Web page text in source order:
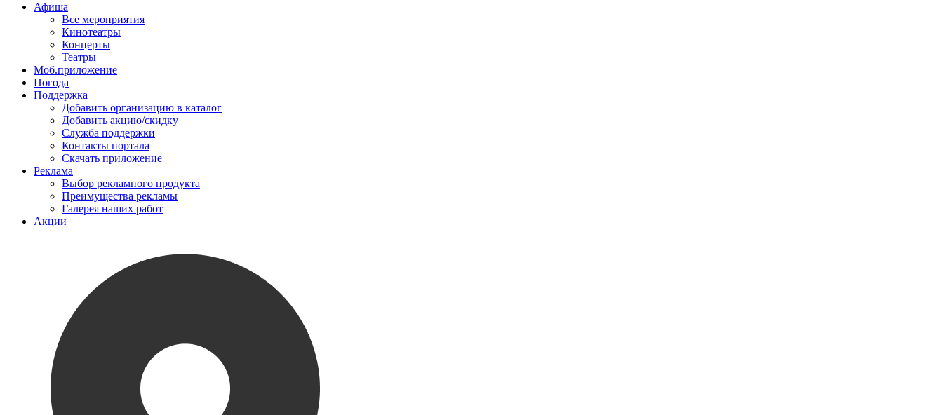
Афиша
Все мероприятия
Кинотеатры
Концерты
Театры
Моб.приложение
Погода
Поддержка
Добавить организацию в каталог
Добавить акцию/скидку
Служба поддержки
Контакты портала
Скачать приложение
Реклама
Выбор рекламного продукта
Преимущества рекламы
Галерея наших работ
Акции